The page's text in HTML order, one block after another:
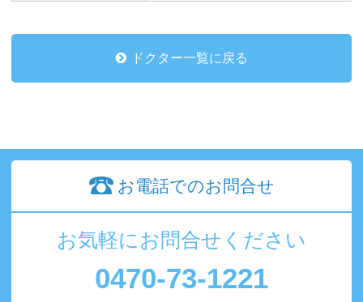
ドクター一覧に戻る
お電話でのお問合せ
お気軽にお問合せください
0470-73-1221